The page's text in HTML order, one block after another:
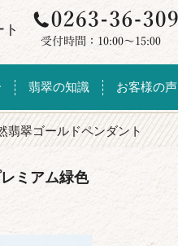
ト
翡翠の知識 お客様の声
翡翠ゴールドペンダント
ミアム緑色